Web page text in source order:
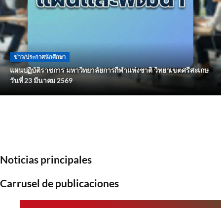
ข่าว/ประกาศนักศึกษา
แผนปฏิบัติราชการ มหาวิทยาลัยการกีฬาแห่งชาติ วิทยาเขตศรีสะเกษ
วันที่ 23 มีนาคม 2569
Noticias principales
Carrusel de publicaciones